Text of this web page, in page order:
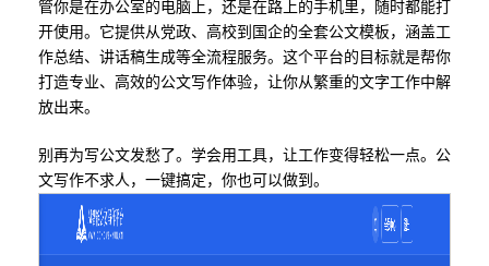
管你是在办公室的电脑上，还是在路上的手机里，随时都能打
开使用。它提供从党政、高校到国企的全套公文模板，涵盖工
作总结、讲话稿生成等全流程服务。这个平台的目标就是帮你
打造专业、高效的公文写作体验，让你从繁重的文字工作中解
放出来。
别再为写公文发愁了。学会用工具，让工作变得轻松一点。公
文写作不求人，一键搞定，你也可以做到。